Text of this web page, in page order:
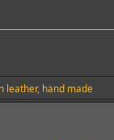
leather, hand made